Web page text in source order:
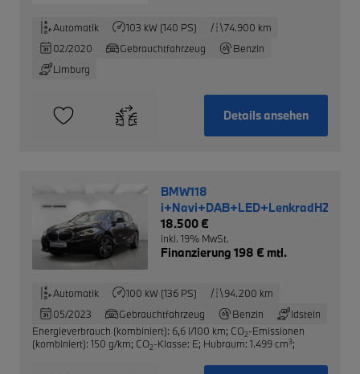
Automatik 103 kW (140 PS)
74.900 km
02/2020
Gebrauchtfahrzeug
Benzin
Limburg
Details ansehen
BMW118
18.500 €
inkl. 19% MwSt.
Finanzierung 198 € mtl.
Automatik 100 kW (136 PS)
94.200 km
05/2023
Gebrauchtfahrzeug Benzin
Idstein
Energieverbrauch (kombiniert): 6,6 l/100 km; CO2-Emissionen
(kombiniert): 150 g/km; CO2-Klasse: E; Hubraum: 1.499 cm3;